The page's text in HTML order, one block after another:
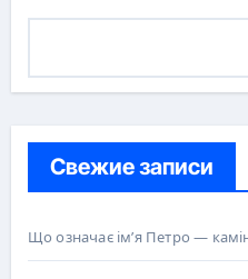
Свежие записи
Що означає ім’я Петро —